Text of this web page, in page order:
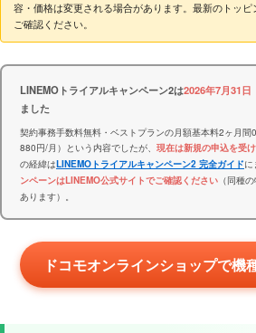
容・価格は変更される場合があります。最新のトッピ
ご確認ください。
LINEMOトライアルキャンペーン2は2026年7月31日
ました
契約事務手数料無料・ベストプランの月額基本料2ヶ月
880円/月）という内容でしたが、 現在は新規の申込を受
の経緯はLINEMOトライアルキャンペーン2 完全ガイドに
ンペーンはLINEMO公式サイトでご確認ください （同種
あります）。
ドコモオンラインショップで機